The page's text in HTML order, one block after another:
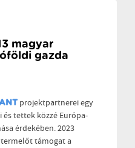
magyar
gazda
projektpartnerei egy
tettek közzé Európa-
érdekében. 2023
támogat a